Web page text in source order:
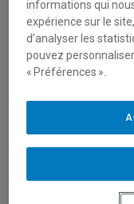
recherche pour
période estivale;
Favoriser les
la Faculté des
pour les
Subvention
informations qui
expérience sur le
d’analyser les
pouvez
« Préférences ».